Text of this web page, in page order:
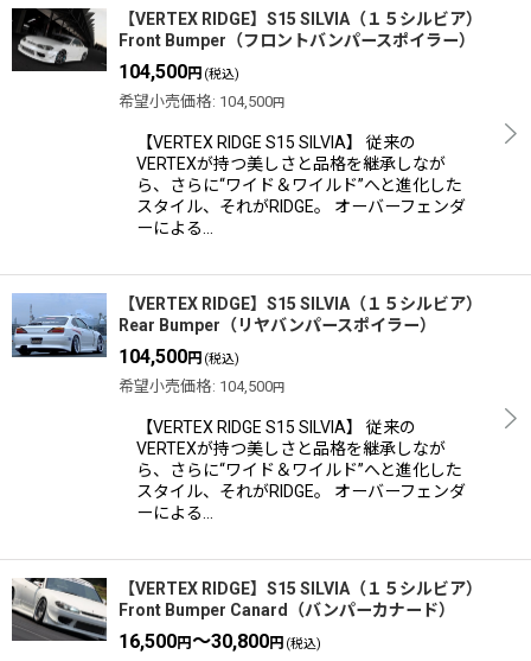
【VERTEX RIDGE】S15 SILVIA（１５シルビア）
Front Bumper（フロントバンパースポイラー）
104,500円 (税込)
希望小売価格: 104,500円
【VERTEX RIDGE S15 SILVIA】 従来の
VERTEXが持つ美しさと品格を継承しなが
ら、さらに“ワイド＆ワイルド”へと進化した
スタイル、それがRIDGE。 オーバーフェンダ
ーによる…
【VERTEX RIDGE】S15 SILVIA（１５シルビア）
Rear Bumper（リヤバンパースポイラー）
104,500円 (税込)
希望小売価格: 104,500円
【VERTEX RIDGE S15 SILVIA】 従来の
VERTEXが持つ美しさと品格を継承しなが
ら、さらに“ワイド＆ワイルド”へと進化した
スタイル、それがRIDGE。 オーバーフェンダ
ーによる…
【VERTEX RIDGE】S15 SILVIA（１５シルビア）
Front Bumper Canard（バンパーカナード）
16,500円～30,800円 (税込)